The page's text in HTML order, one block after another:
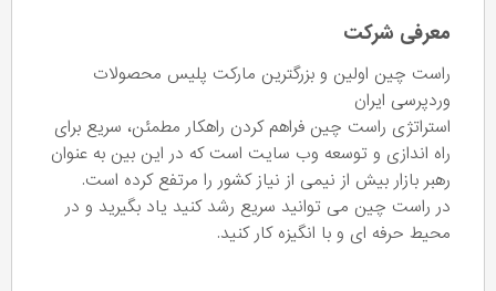
معرفی شرکت
راست چین اولین و بزرگترین مارکت پلیس محصولات
وردپرسی ایران
استراتژی راست چین فراهم کردن راهکار مطمئن، سریع برای
راه اندازی و توسعه وب سایت است که در این بین به عنوان
رهبر بازار بیش از نیمی از نیاز کشور را مرتفع کرده است.
در راست چین می توانید سریع رشد کنید یاد بگیرید و در
محیط حرفه ای و با انگیزه کار کنید.